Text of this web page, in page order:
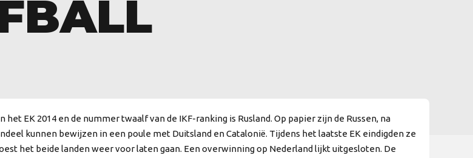
EK 2014 en de nummer twaalf van de IKF-ranking is Rusland. Op papier zijn de Russen, na
kunnen bewijzen in een poule met Duitsland en Catalonië. Tijdens het laatste EK eindigden ze
het beide landen weer voor laten gaan. Een overwinning op Nederland lijkt uitgesloten. De